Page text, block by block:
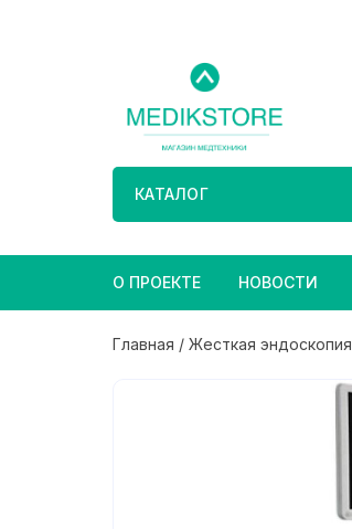
КАТАЛОГ
О ПРОЕКТЕ НОВОСТИ
Главная / Жесткая эндоскопия